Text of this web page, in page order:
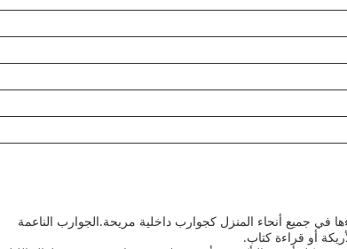
في جميع أنحاء المنزل كجوارب داخلية مريحة.الجوارب الناعمة
أو قراءة كتاب.